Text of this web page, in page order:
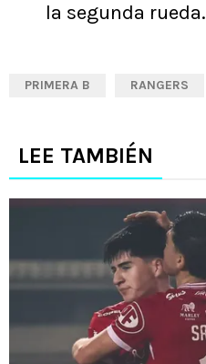
la segunda rueda.
PRIMERA B RANGERS
LEE TAMBIÉN